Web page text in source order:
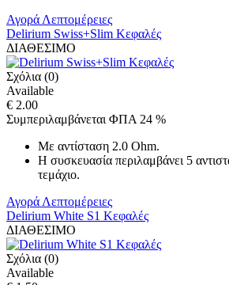
Αγορά Λεπτομέρειες
Delirium Swiss+Slim Κεφαλές
ΔΙΑΘΕΣΙΜΟ
Σχόλια (0)
Available
€ 2.00
Συμπεριλαμβάνεται ΦΠΑ 24 %
Με αντίσταση 2.0 Ohm.
Η συσκευασία περιλαμβάνει 5
τεμάχιο.
Αγορά Λεπτομέρειες
Delirium White S1 Κεφαλές
ΔΙΑΘΕΣΙΜΟ
Σχόλια (0)
Available